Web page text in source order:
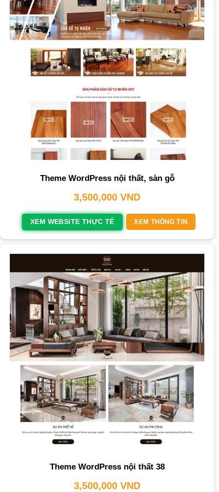
Theme WordPress nội thất, sàn gỗ
3,500,000 VND
XEM WEBSITE THỰC TẾ XEM THÔNG TIN
Theme WordPress nội thất 38
3,500,000 VND